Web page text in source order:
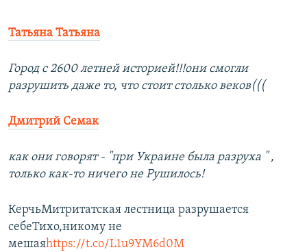
Татьяна Татьяна
Город с 2600 летней историей!!!они смогли
разрушить даже то, что стоит столько веков(((
Дмитрий Семак
как они говорят - "при Украине была разруха " ,
только как-то ничего не Рушилось!
КерчьМитритатская лестница разрушается
себеТихо,никому не
мешаяhttps://t.co/L1u9YM6d0M